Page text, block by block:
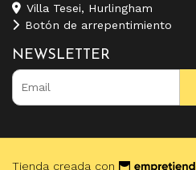
Villa Tesei, Hurlingham
Botón de arrepentimiento
NEWSLETTER
Tienda creada con